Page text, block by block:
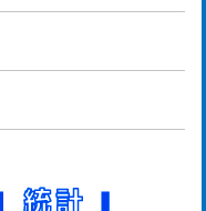
たもの